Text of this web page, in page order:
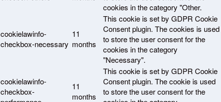
cookies in the category "Other.
cookielawinfo-
checkbox-necessary
11
months
This cookie is set by GDPR Cookie
Consent plugin. The cookies is used
to store the user consent for the
cookies in the category
"Necessary".
cookielawinfo-
checkbox-
11
months
This cookie is set by GDPR Cookie
Consent plugin. The cookie is used
to store the user consent for the